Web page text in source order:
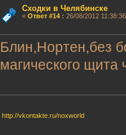
Сходки в Челябинске
« Ответ #14: 26/08/2012
Блин,Нортен,без
магического щита
http://vkontakte.ru/noxworld